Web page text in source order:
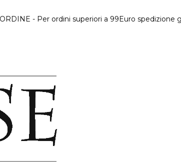
- Per ordini superiori a 99Euro spedizione